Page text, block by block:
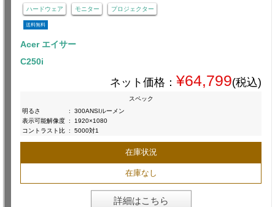
ハードウェア モニター プロジェクター
送料無料
Acer エイサー
C250i
ネット価格： ¥64,799(税込)
スペック
明るさ
:
300ANSIルーメン
表示可能解像度 :
1920×1080
コントラスト比 : 5000対1
在庫状況
在庫なし
詳細はこちら